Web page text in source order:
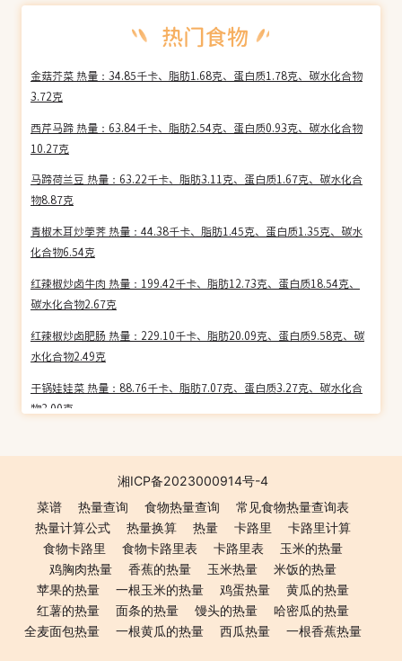
金菇芥菜 热量：34.85千卡、脂肪1.68克、蛋白质1.78克、碳水化合物
3.72克
西芹马蹄 热量：63.84千卡、脂肪2.54克、蛋白质0.93克、碳水化合物
10.27克
马蹄荷兰豆 热量：63.22千卡、脂肪3.11克、蛋白质1.67克、碳水化合
物8.87克
青椒木耳炒荸荠 热量：44.38千卡、脂肪1.45克、蛋白质1.35克、碳水
化合物6.54克
红辣椒炒卤牛肉 热量：199.42千卡、脂肪12.73克、蛋白质18.54克、
碳水化合物2.67克
红辣椒炒卤肥肠 热量：229.10千卡、脂肪20.09克、蛋白质9.58克、碳
水化合物2.49克
干锅娃娃菜 热量：88.76千卡、脂肪7.07克、蛋白质3.27克、碳水化合
物3.00克
合物11.02克
牛蒡炒肉絲 热量：95.67千卡、脂肪4.49克、蛋白质6.74克、碳水化合
物8.68克
沙茶牛蒡絲 热量：141.85千卡、脂肪7.26克、蛋白质2.18克、碳水化
合物18.70克
三杯蒟蒻 热量：32.57千卡、脂肪1.70克、蛋白质0.76克、碳水化合物
4.41克
湘ICP备2023000914号-4
菜谱
热量查询 食物热量查询
常见食物热量查询表
热量计算公式
热量换算 热量 卡路里
卡路里计算
食物卡路里
食物卡路里表 卡路里表
玉米的热量
鸡胸肉热量
香蕉的热量 玉米热量
米饭的热量
苹果的热量
一根玉米的热量 鸡蛋热量
黄瓜的热量
红薯的热量
面条的热量 馒头的热量
哈密瓜的热量
全麦面包热量
一根黄瓜的热量 西瓜热量 一根香蕉热量